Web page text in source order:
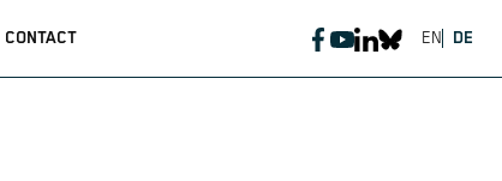
CONTACT DE
EN